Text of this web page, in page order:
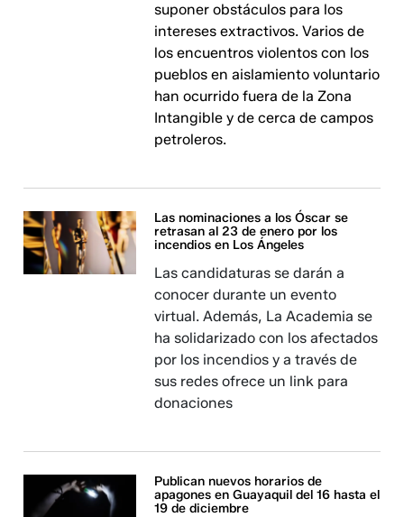
suponer obstáculos para los
intereses extractivos. Varios de
los encuentros violentos con los
pueblos en aislamiento voluntario
han ocurrido fuera de la Zona
Intangible y de cerca de campos
petroleros.
Las nominaciones a los Óscar se
retrasan al 23 de enero por los
incendios en Los Ángeles
Las candidaturas se darán a
conocer durante un evento
virtual. Además, La Academia se
ha solidarizado con los afectados
por los incendios y a través de
sus redes ofrece un link para
donaciones
Publican nuevos horarios de
apagones en Guayaquil del 16 hasta el
19 de diciembre